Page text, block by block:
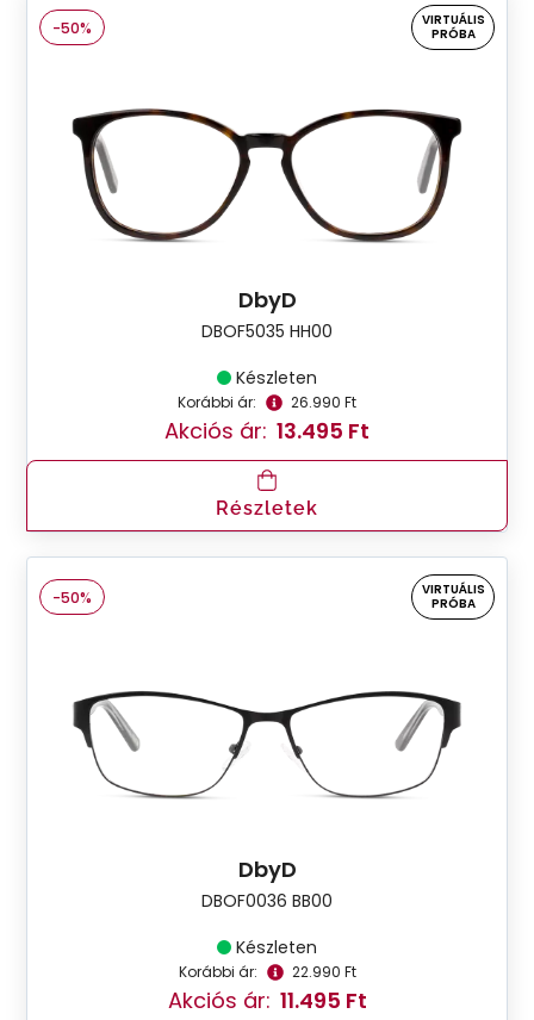
-50%
VIRTUÁLIS
PRÓBA
DbyD
DBOF5035 HH00
Készleten
Korábbi ár: 26.990 Ft
Akciós ár: 13.495 Ft
Részletek
-50%
VIRTUÁLIS
PRÓBA
DbyD
DBOF0036 BB00
Készleten
Korábbi ár: 22.990 Ft
Akciós ár: 11.495 Ft